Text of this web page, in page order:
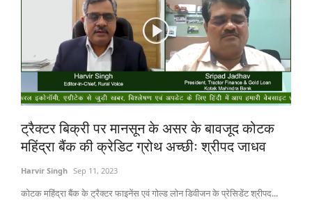
ट्रैक्टर बिक्री पर मानसून के असर के बावजूद कोटक
महिंद्रा बैंक की क्रेडिट ग्रोथ अच्छीः श्रीपद जाधव
Harvir Singh Sep 11, 2023
कोटक महिंद्रा बैंक के ट्रैक्टर फाइनेंस एवं गोल्ड लोन डिवीजन के प्रेसिडेंट श्रीपद...